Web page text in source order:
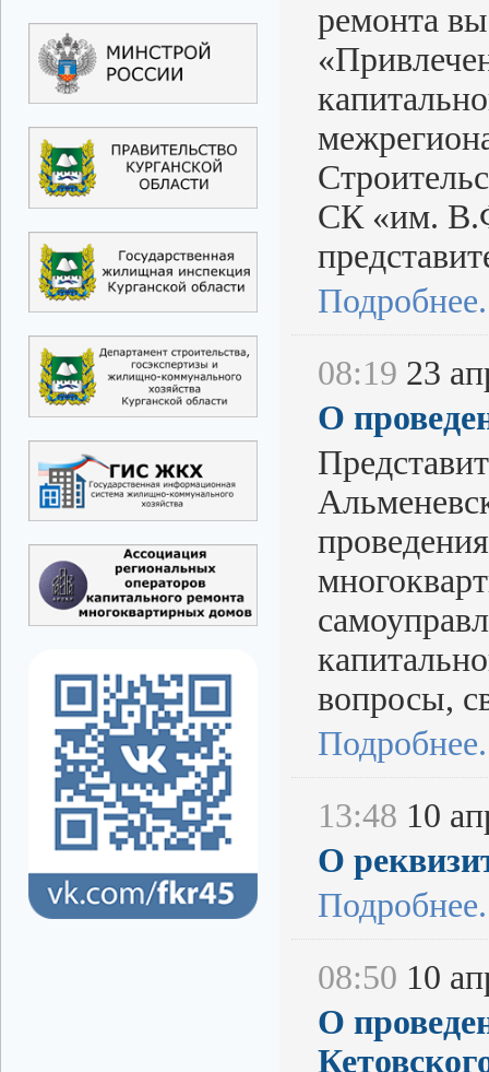
ремонта
СК «им.
08:19 23
О
вопросы,
13:48 10
О
08:50 10
О